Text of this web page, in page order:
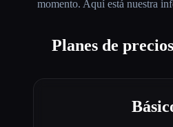
momento. Aquí está nuestra
Planes de